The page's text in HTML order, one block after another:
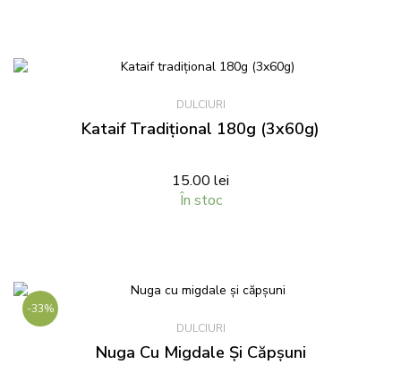
DULCIURI
Kataif Tradițional 180g (3x60g)
15.00 lei
În stoc
-33%
DULCIURI
Nuga Cu Migdale Și Căpșuni